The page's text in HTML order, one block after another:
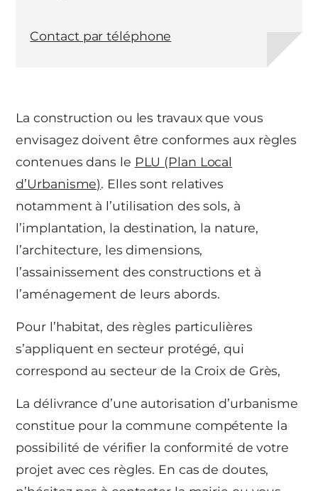
La construction ou les travaux que vous
envisagez doivent être conformes aux règles
contenues dans le PLU (Plan Local
d’Urbanisme). Elles sont relatives
notamment à l’utilisation des sols, à
l’implantation, la destination, la nature,
l’architecture, les dimensions,
l’assainissement des constructions et à
l’aménagement de leurs abords.
Pour l’habitat, des règles particulières
s’appliquent en secteur protégé, qui
correspond au secteur de la Croix de Grès,
La délivrance d’une autorisation d’urbanisme
constitue pour la commune compétente la
possibilité de vérifier la conformité de votre
projet avec ces règles. En cas de doutes,
Contact par téléphone